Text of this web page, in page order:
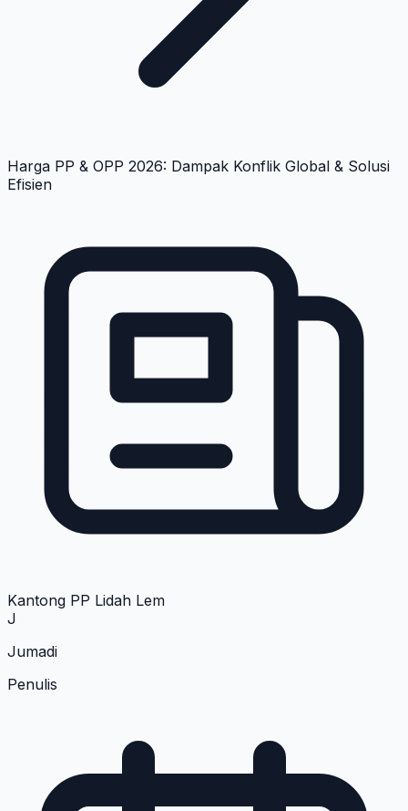
Harga PP & OPP 2026: Dampak Konflik Global & Solusi
Efisien
Kantong PP Lidah Lem
J
Jumadi
Penulis